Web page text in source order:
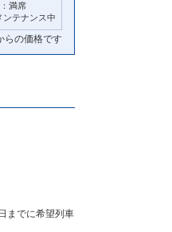
満席
ンテナンス中
らの価格です
までに希望列車